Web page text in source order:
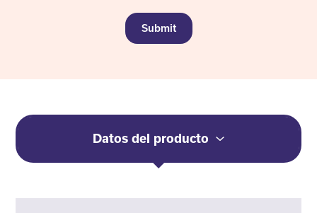
Submit
Datos del producto